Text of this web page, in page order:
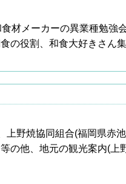
材メーカーの異業種勉強
の役割、和食大好きさん集
野焼協同組合(福岡県赤
の他、地元の観光案内(上